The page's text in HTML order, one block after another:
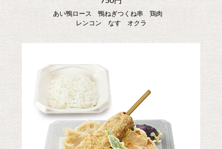
あい鴨ロース 鴨ねぎつくね串 鶏肉
レンコン なす オクラ